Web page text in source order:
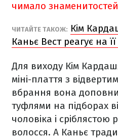
чимало знаменитостей
ЧИТАЙТЕ ТАКОЖ: Кім
Каньє Вест реагує на
Для виходу Кім
міні-плаття з
вбрання вона
туфлями на підборах
чоловіка і сріблястою
волосся. А Каньє